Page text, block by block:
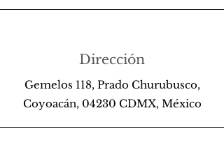
Dirección
Gemelos 118, Prado Churubusco,
Coyoacán, 04230 CDMX, México